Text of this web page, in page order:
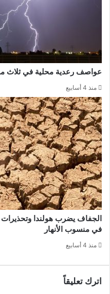
عواصف رعدية محلية في ثلاث
منذ 4 أسابيع
الجفاف يضرب هولندا
في منسوب الأنهار
منذ 4 أسابيع
اترك تعليقاً